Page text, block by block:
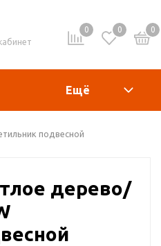
0 0 0
Ещё
подвесной
дерево/